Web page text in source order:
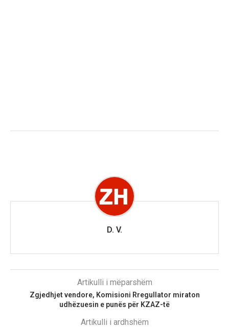
D. V.
Artikulli i mëparshëm
Zgjedhjet vendore, Komisioni Rregullator miraton
udhëzuesin e punës për KZAZ-të
Artikulli i ardhshëm